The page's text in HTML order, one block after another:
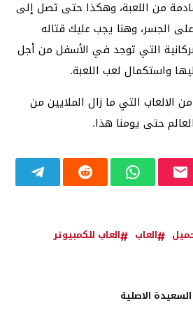
من اللعبة، وهكذا حتى تصل إلى
الجسر، وهنا يجب عليك قتاله
التي توجد في الأسفل من أجل
واستكمال لعب اللعبة.
الالعاب التي ما زال الملايين من
حتى يومنا هذا.
العاب
العاب للكمبيوتر
الاصلية